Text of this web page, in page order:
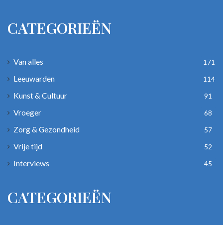
CATEGORIEËN
Van alles 171
Leeuwarden 114
Kunst & Cultuur 91
Vroeger 68
Zorg & Gezondheid 57
Vrije tijd 52
Interviews 45
CATEGORIEËN